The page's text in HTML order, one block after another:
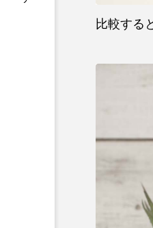
比較する